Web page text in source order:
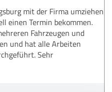
mit der Firma umziehen
einen Termin bekommen.
Fahrzeugen und
und hat alle Arbeiten
Sehr